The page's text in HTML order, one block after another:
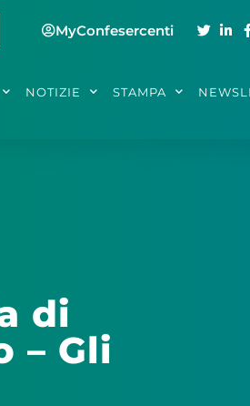
MyConfesercenti
NOTIZIE STAMPA
di
– Gli